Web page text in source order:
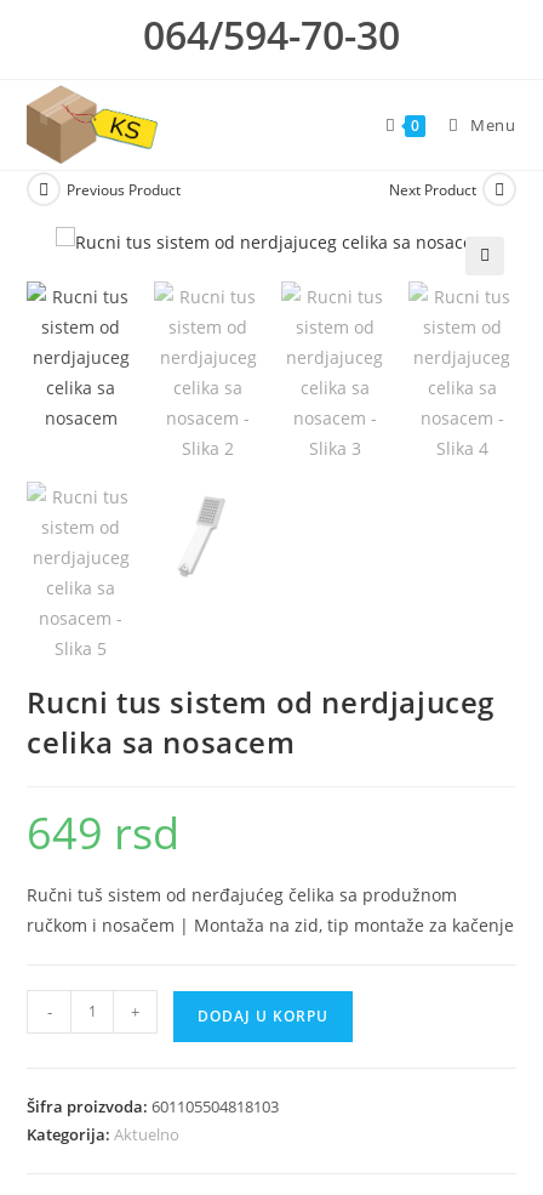
064/594-70-30
0 Menu
Previous Product Next Product
🔍
Rucni tus sistem od nerdjajuceg
celika sa nosacem
649 rsd
Ručni tuš sistem od nerđajućeg čelika sa produžnom
ručkom i nosačem | Montaža na zid, tip montaže za kačenje
tus
od
nerdjajuceg
- + DODAJ U KORPU
Šifra proizvoda:601105504818103
Kategorija:Aktuelno